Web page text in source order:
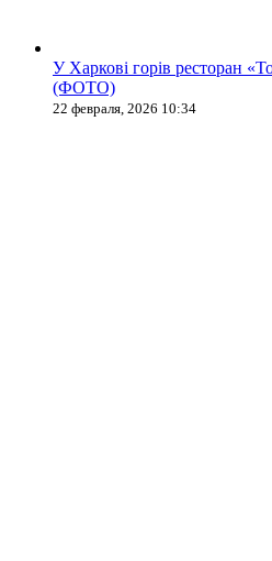
У Харкові горів ресторан
(ФОТО)
22 февраля, 2026 10:34